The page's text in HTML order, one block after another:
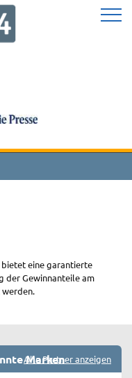
bietet eine garantierte
der Gewinnanteile am
Marken
Alle Partner anzeigen